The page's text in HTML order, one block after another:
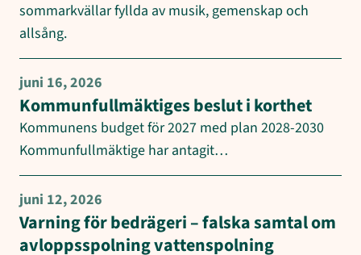
sommarkvällar fyllda av musik, gemenskap och
allsång.
juni 16, 2026
Kommunfullmäktiges beslut i korthet
Kommunens budget för 2027 med plan 2028-2030
Kommunfullmäktige har antagit…
juni 12, 2026
Varning för bedrägeri – falska samtal om
avloppsspolning vattenspolning